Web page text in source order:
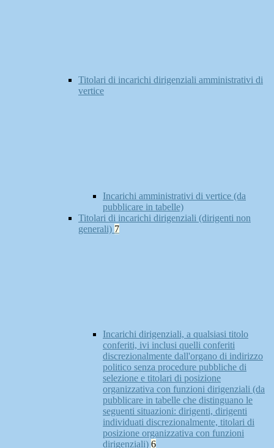
Titolari di incarichi dirigenziali amministrativi di
vertice
Incarichi amministrativi di vertice (da
pubblicare in tabelle)
Titolari di incarichi dirigenziali (dirigenti non
generali) 7
Incarichi dirigenziali, a qualsiasi titolo
conferiti, ivi inclusi quelli conferiti
discrezionalmente dall'organo di indirizzo
politico senza procedure pubbliche di
selezione e titolari di posizione
organizzativa con funzioni dirigenziali (da
pubblicare in tabelle che distinguano le
seguenti situazioni: dirigenti, dirigenti
individuati discrezionalmente, titolari di
posizione organizzativa con funzioni
dirigenziali) 6